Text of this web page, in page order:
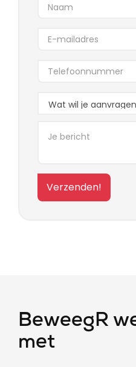
BeweegR
met